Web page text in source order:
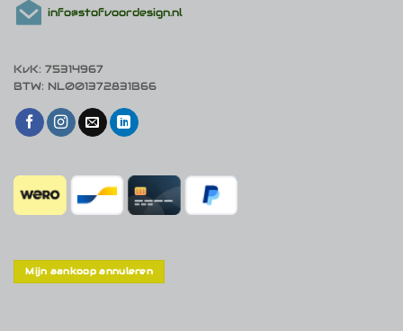
info@stofvoordesign.nl
KvK: 75314967
BTW: NL001372831B66
Mijn aankoop annuleren